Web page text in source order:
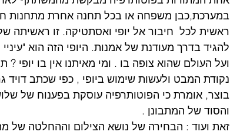
במערכת,כבן משפחה או בכל תחנה אחרת מתחנות
ראשית לכל  חיבור אל יופי ואסתטיקה. זו
להגיד בדרך מעודנת של אמנות. היופי הזה הוא
ועל העולם שהוא צופה בו . ומי מאיתנו אין בו יופי
נקודת המבט ולעשות שימוש ביופי , כפי שכתב דויד
בוצר, אומרת כי הפוטותרפיה עוסקת בפענוח של
והסוד של המתבונן .
זאת ועוד : הבחירה של נושא הצילום וההחלטה של